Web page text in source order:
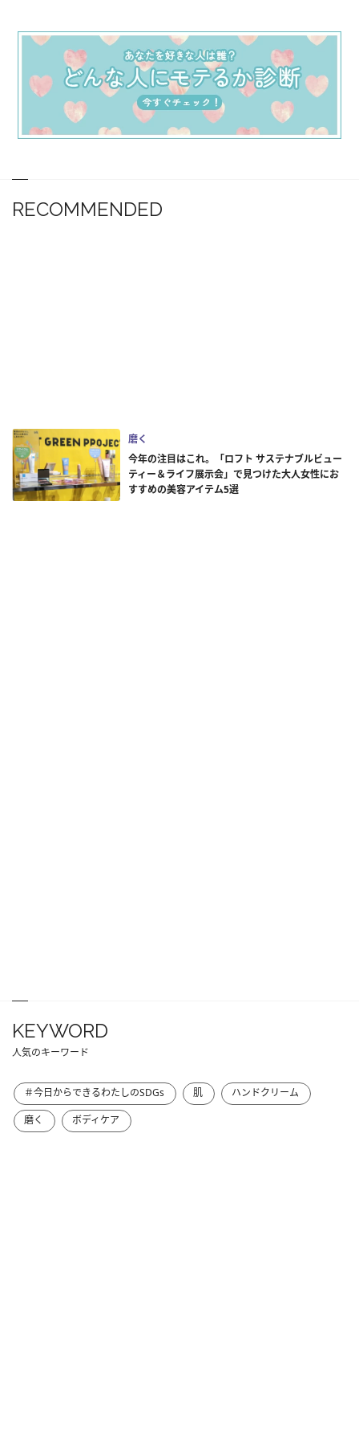
RECOMMENDED
磨く
今年の注目はこれ。「ロフト サステナブルビュー
ティー＆ライフ展示会」で見つけた大人女性にお
すすめの美容アイテム5選
KEYWORD
人気のキーワード
＃今日からできるわたしのSDGs 肌
ハンドクリーム
磨く
ボディケア